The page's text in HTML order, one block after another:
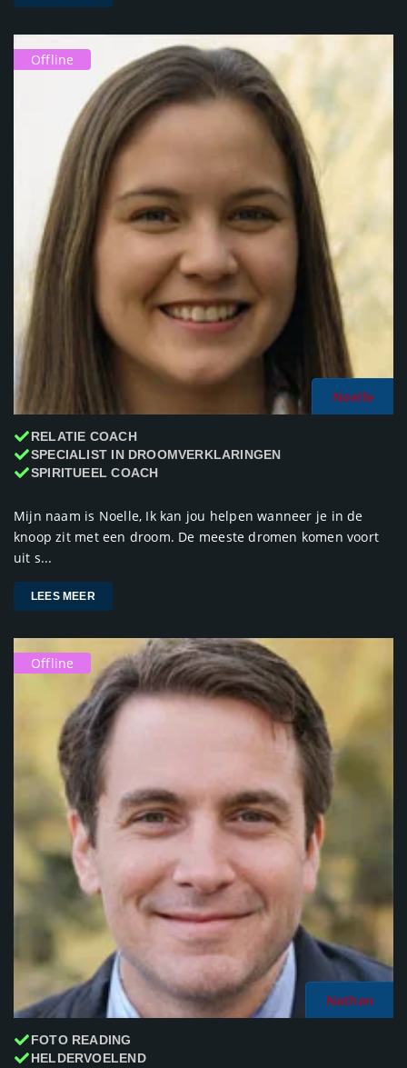
Offline
Noelle
RELATIE COACH
SPECIALIST IN DROOMVERKLARINGEN
SPIRITUEEL COACH
Mijn naam is Noelle, Ik kan jou helpen wanneer je in de
knoop zit met een droom. De meeste dromen komen voort
uit s...
LEES MEER
Offline
Nathan
FOTO READING
HELDERVOELEND